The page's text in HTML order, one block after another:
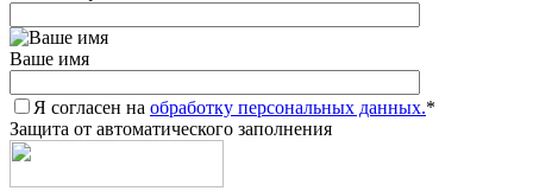
Ваше имя
Я согласен на обработку персональных данных.*
Защита от автоматического заполнения